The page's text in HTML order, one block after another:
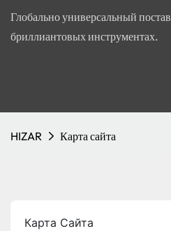
Глобально универсальный
бриллиантовых инструментах.
HIZAR Карта сайта
Карта Сайта